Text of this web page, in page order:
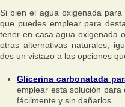
Si bien el agua oxigenada
que puedes emplear para
tener en casa agua oxigenada
otras alternativas naturales,
des un vistazo a las opciones
Glicerina carbonatada
emplear esta solución
fácilmente y sin dañarlos.